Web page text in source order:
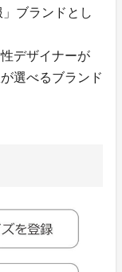
ブランドとし
デザイナーが
選べるブランド